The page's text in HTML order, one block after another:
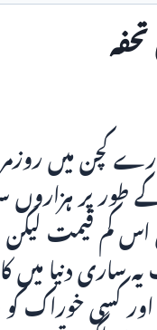
کچن میں
کے طور پر
اس کم قیمت لیکن
ساری دنیا
کسی خوراک کو